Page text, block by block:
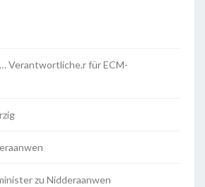
Verantwortliche.r für ECM-
zu Nidderaanwen